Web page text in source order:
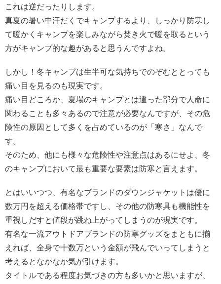
これは逆だったりします。
真夏の暑い中汗だくでキャンプするより、しっかり防寒し
て暖かくキャンプを楽しみながら焚き火で暖を取るという
方がキャンプ的な趣があると思うんですよね。
しかし！冬キャンプは生半可な気持ちでのぞむととっても
痛い目を見るのも現実です。
痛い目どころか、夏場のキャンプとは違った部分で人命に
関わることも多々あるので注意が必要なんですが、その危
険性の原因として多くを占めているのが「寒さ」なんで
す。
そのため、他にも様々な危険性や注意点はあるにせよ、冬
のキャンプにおいて最も重要な要素は防寒と言えます。
とはいいつつ、有名なブランドのダウンジャケットは優に
数万円を超える価格帯ですし、その他の防寒具も機能性を
重視しだすと値段が跳ね上がってしまうのが現実です。
有名な一流アウトドアブランドの防寒グッズをまともに揃
えれば、全身で十数万という金額が飛んでいってしまうと
考えるとなかなか気が引けます。
タイトルである程度お気づきの方も多いかと思いますが、